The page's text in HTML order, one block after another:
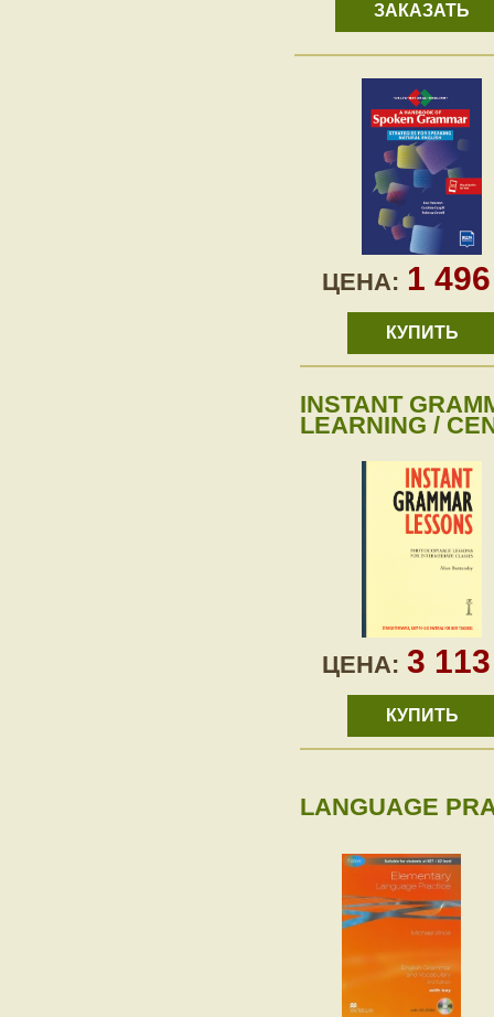
ЗАКАЗАТЬ
ЦЕНА: 1
КУПИТЬ
INSTANT
LEARNING /
ЦЕНА: 3
КУПИТЬ
LANGUAGE